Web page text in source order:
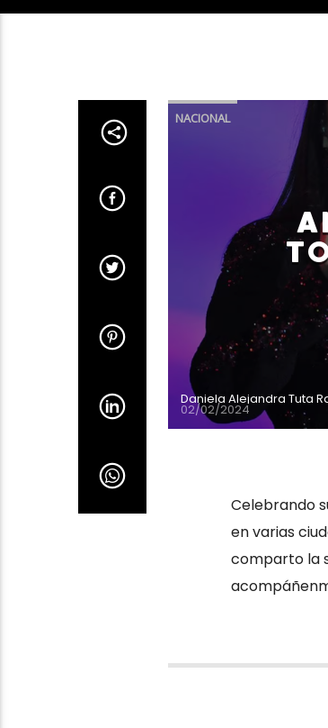
NACIONAL
Daniela Alejandra Tuta
02/02/2024
Celebrando
en varias
comparto la